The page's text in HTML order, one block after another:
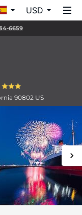
USD
6659
90802 US